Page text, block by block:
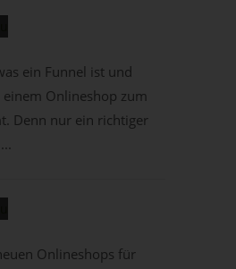
ein Funnel ist und
Onlineshop zum
Denn nur ein richtiger
Onlineshops für